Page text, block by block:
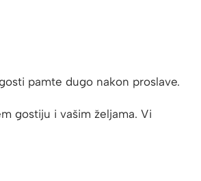
pamte dugo nakon proslave.
gostiju i vašim željama. Vi